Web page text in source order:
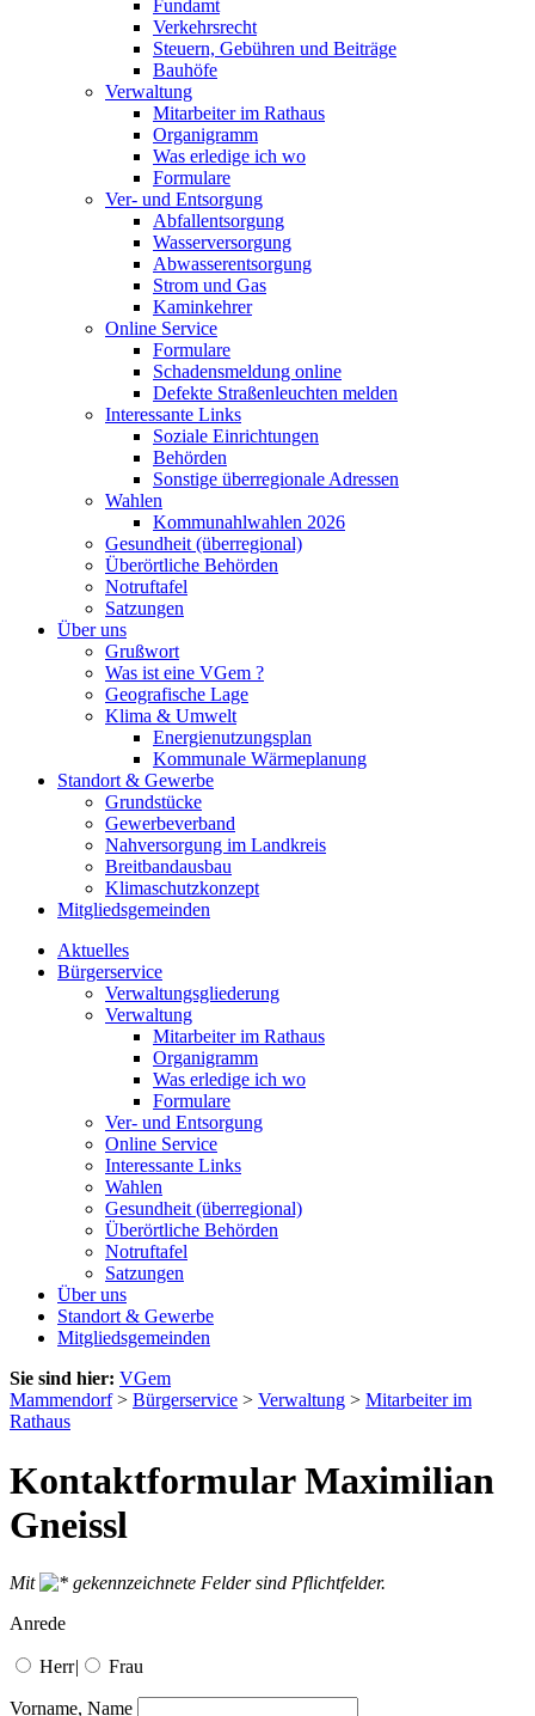
Fundamt
Verkehrsrecht
Steuern, Gebühren und Beiträge
Bauhöfe
Verwaltung
Mitarbeiter im Rathaus
Organigramm
Was erledige ich wo
Formulare
Ver- und Entsorgung
Abfallentsorgung
Wasserversorgung
Abwasserentsorgung
Strom und Gas
Kaminkehrer
Online Service
Formulare
Schadensmeldung online
Defekte Straßenleuchten melden
Interessante Links
Soziale Einrichtungen
Behörden
Sonstige überregionale Adressen
Wahlen
Kommunahlwahlen 2026
Gesundheit (überregional)
Überörtliche Behörden
Notruftafel
Satzungen
Über uns
Grußwort
Was ist eine VGem ?
Geografische Lage
Klima & Umwelt
Energienutzungsplan
Kommunale Wärmeplanung
Standort & Gewerbe
Grundstücke
Gewerbeverband
Nahversorgung im Landkreis
Breitbandausbau
Klimaschutzkonzept
Mitgliedsgemeinden
Aktuelles
Bürgerservice
Verwaltungsgliederung
Verwaltung
Mitarbeiter im Rathaus
Organigramm
Was erledige ich wo
Formulare
Ver- und Entsorgung
Online Service
Interessante Links
Wahlen
Gesundheit (überregional)
Überörtliche Behörden
Notruftafel
Satzungen
Über uns
Standort & Gewerbe
Mitgliedsgemeinden
Sie sind hier: VGem
Mammendorf> Bürgerservice > Verwaltung > Mitarbeiter im
Rathaus
Kontaktformular Maximilian
Gneissl
Mit
gekennzeichnete Felder sind Pflichtfelder.
Anrede
Herr| Frau
Vorname, Name